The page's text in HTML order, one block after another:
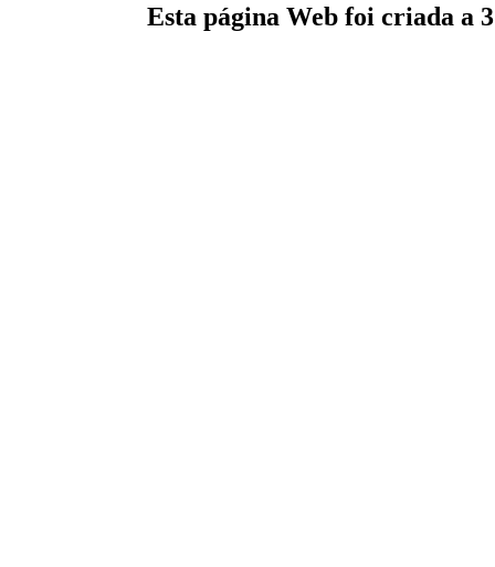
Esta página Web foi criada a